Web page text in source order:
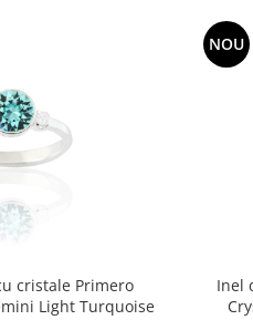
cristale Primero
Light Turquoise
NOU
Inel